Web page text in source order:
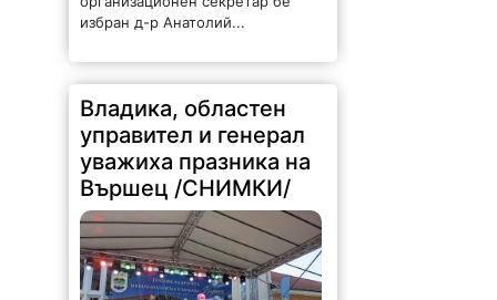
Владика, областен
управител и генерал
уважиха празника на
Вършец /СНИМКИ/